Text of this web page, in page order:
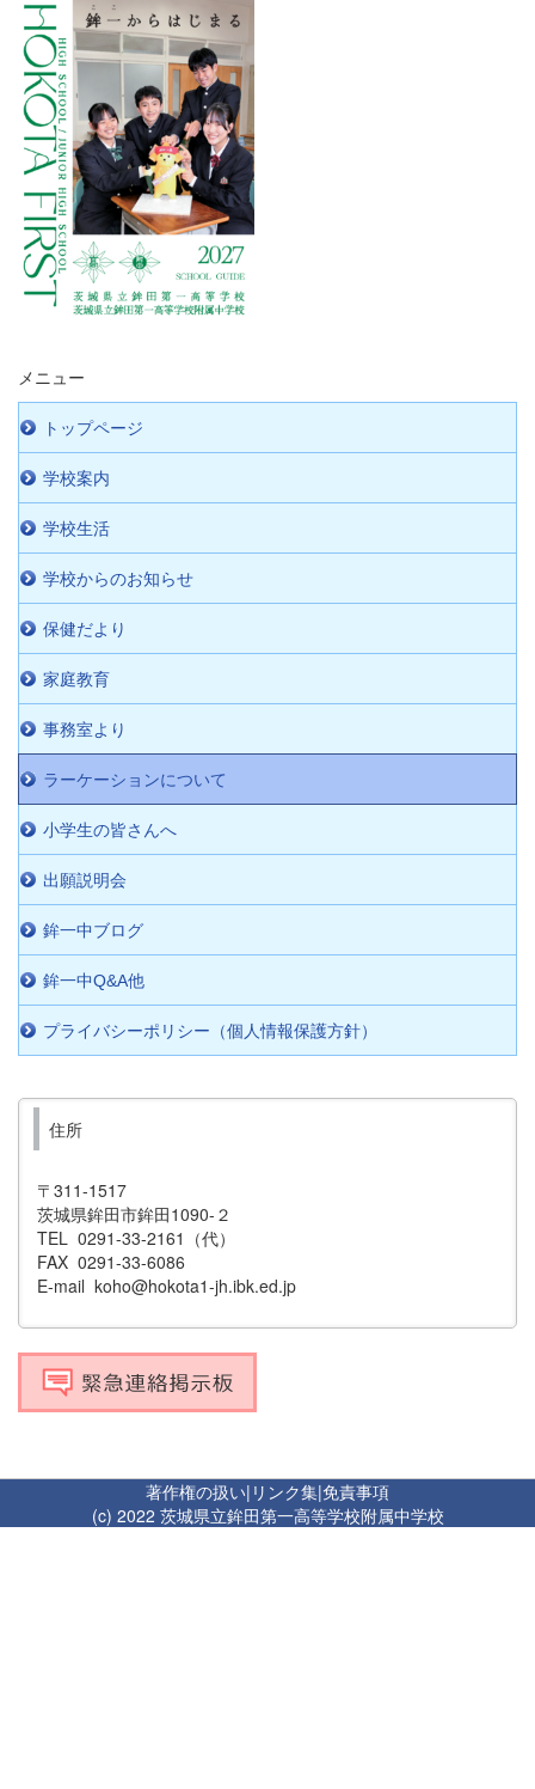
メニュー
トップページ
学校案内
学校生活
学校からのお知らせ
保健だより
家庭教育
事務室より
ラーケーションについて
小学生の皆さんへ
出願説明会
鉾一中ブログ
鉾一中Q&A他
プライバシーポリシー（個人情報保護方針）
住所
〒311-1517
茨城県鉾田市鉾田1090-２
TEL 0291-33-2161（代）
FAX 0291-33-6086
E-mail koho@hokota1-jh.ibk.ed.jp
著作権の扱い| リンク集|免責事項
(c) 2022 茨城県立鉾田第一高等学校附属中学校